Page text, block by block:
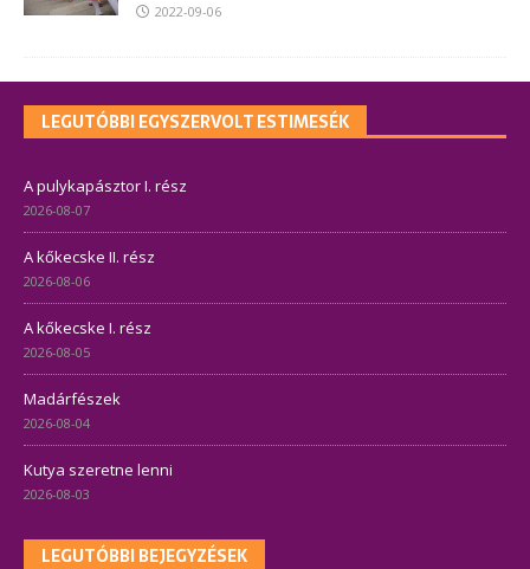
2022-09-06
LEGUTÓBBI EGYSZERVOLT ESTIMESÉK
A pulykapásztor I. rész
2026-08-07
A kőkecske II. rész
2026-08-06
A kőkecske I. rész
2026-08-05
Madárfészek
2026-08-04
Kutya szeretne lenni
2026-08-03
LEGUTÓBBI BEJEGYZÉSEK